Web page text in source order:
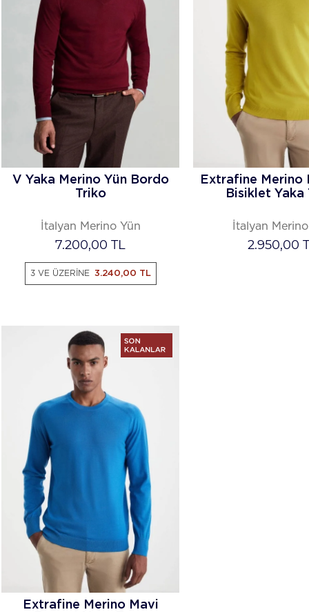
TÜKENDI
V Yaka Merino Yün Bordo
Triko
İtalyan Merino Yün
7.200,00 TL
3 VE ÜZERİNE 3.240,00 TL
Extrafine Merino
Bisiklet Yaka
İtalyan
2.950,00
Extrafine Merino Mavi